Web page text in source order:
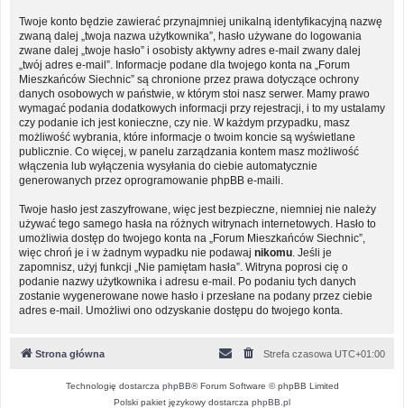
Twoje konto będzie zawierać przynajmniej unikalną identyfikacyjną nazwę
zwaną dalej „twoja nazwa użytkownika”, hasło używane do logowania
zwane dalej „twoje hasło” i osobisty aktywny adres e-mail zwany dalej
„twój adres e-mail”. Informacje podane dla twojego konta na „Forum
Mieszkańców Siechnic” są chronione przez prawa dotyczące ochrony
danych osobowych w państwie, w którym stoi nasz serwer. Mamy prawo
wymagać podania dodatkowych informacji przy rejestracji, i to my ustalamy
czy podanie ich jest konieczne, czy nie. W każdym przypadku, masz
możliwość wybrania, które informacje o twoim koncie są wyświetlane
publicznie. Co więcej, w panelu zarządzania kontem masz możliwość
włączenia lub wyłączenia wysyłania do ciebie automatycznie
generowanych przez oprogramowanie phpBB e-maili.
Twoje hasło jest zaszyfrowane, więc jest bezpieczne, niemniej nie należy
używać tego samego hasła na różnych witrynach internetowych. Hasło to
umożliwia dostęp do twojego konta na „Forum Mieszkańców Siechnic”,
więc chroń je i w żadnym wypadku nie podawaj nikomu . Jeśli je
zapomnisz, użyj funkcji „Nie pamiętam hasła”. Witryna poprosi cię o
podanie nazwy użytkownika i adresu e-mail. Po podaniu tych danych
zostanie wygenerowane nowe hasło i przesłane na podany przez ciebie
adres e-mail. Umożliwi ono odzyskanie dostępu do twojego konta.
Strona główna Strefa czasowa UTC+01:00
Technologię dostarcza phpBB® Forum Software © phpBB Limited
Polski pakiet językowy dostarcza phpBB.pl